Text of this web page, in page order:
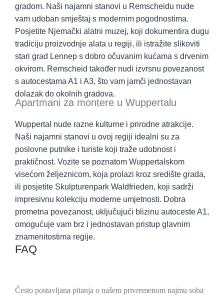
gradom. Naši najamni stanovi u Remscheidu nude
vam udoban smještaj s modernim pogodnostima.
Posjetite Njemački alatni muzej, koji dokumentira dugu
tradiciju proizvodnje alata u regiji, ili istražite slikoviti
stari grad Lennep s dobro očuvanim kućama s drvenim
okvirom. Remscheid također nudi izvrsnu povezanost
s autocestama A1 i A3, što vam jamči jednostavan
dolazak do okolnih gradova.
Apartmani za montere u Wuppertalu
Wuppertal nude razne kulturne i prirodne atrakcije.
Naši najamni stanovi u ovoj regiji idealni su za
poslovne putnike i turiste koji traže udobnost i
praktičnost. Vozite se poznatom Wuppertalskom
visećom željeznicom, koja prolazi kroz središte grada,
ili posjetite Skulpturenpark Waldfrieden, koji sadrži
impresivnu kolekciju moderne umjetnosti. Dobra
prometna povezanost, uključujući blizinu autoceste A1,
omogućuje vam brz i jednostavan pristup glavnim
znamenitostima regije.
FAQ
Često postavljana pitanja o našem privremenom najmu soba